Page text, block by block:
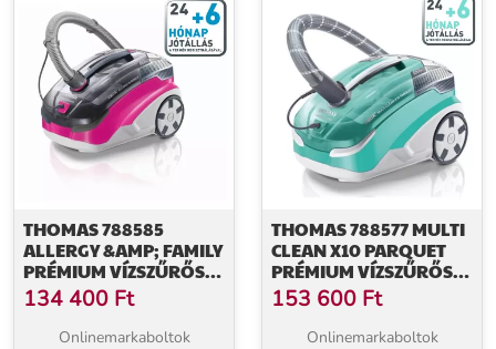
THOMAS 788585
ALLERGY &AMP; FAMILY
PRÉMIUM VÍZSZŰRŐS
TAKARÍTÓGÉP ÉS
KÁRPITTISZTÍTÓ
134 400 Ft
Onlinemarkaboltok
THOMAS 788577 MULTI
CLEAN X10 PARQUET
PRÉMIUM VÍZSZŰRŐS
TAKARÍTÓGÉP ÉS
KÁRPITTISZTÍTÓ
153 600 Ft
Onlinemarkaboltok